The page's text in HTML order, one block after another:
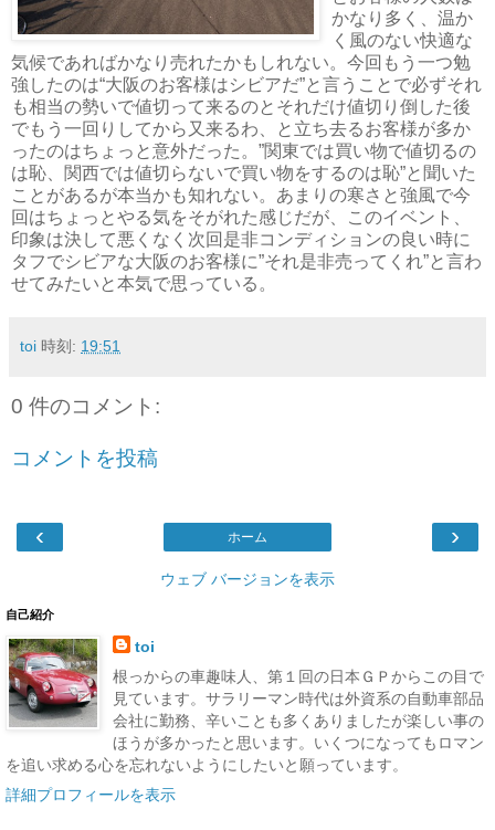
かなり多く、温か
く風のない快適な
気候であればかなり売れたかもしれない。今回もう一つ勉
強したのは“大阪のお客様はシビアだ”と言うことで必ずそれ
も相当の勢いで値切って来るのとそれだけ値切り倒した後
でもう一回りしてから又来るわ、と立ち去るお客様が多か
ったのはちょっと意外だった。”関東では買い物で値切るの
は恥、関西では値切らないで買い物をするのは恥”と聞いた
ことがあるが本当かも知れない。あまりの寒さと強風で今
回はちょっとやる気をそがれた感じだが、このイベント、
印象は決して悪くなく次回是非コンディションの良い時に
タフでシビアな大阪のお客様に”それ是非売ってくれ”と言わ
せてみたいと本気で思っている。
toi 時刻: 19:51
0 件のコメント:
コメントを投稿
‹ ›
ホーム
ウェブ バージョンを表示
自己紹介
toi
根っからの車趣味人、第１回の日本ＧＰからこの目で
見ています。サラリーマン時代は外資系の自動車部品
会社に勤務、辛いことも多くありましたが楽しい事の
ほうが多かったと思います。いくつになってもロマン
を追い求める心を忘れないようにしたいと願っています。
詳細プロフィールを表示